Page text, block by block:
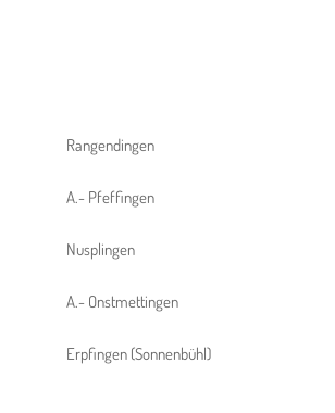
Rangendingen
A.- Pfeffingen
Nusplingen
A.- Onstmettingen
Erpfingen (Sonnenbühl)